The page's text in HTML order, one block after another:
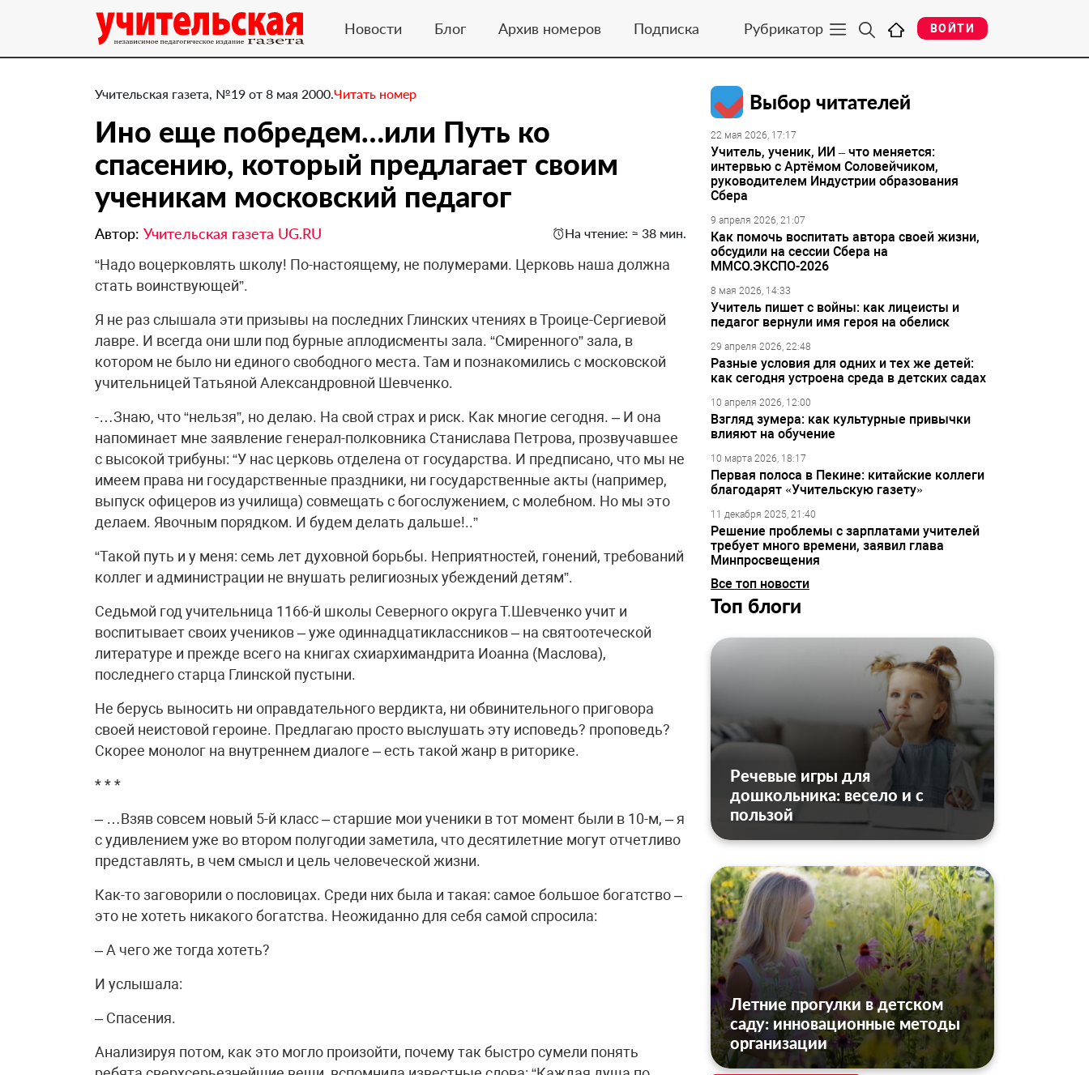
Новости Блог Архив номеров Подписка Рубрикатор ВОЙТИ
Учительская газета, №19 от 8 мая 2000.Читать номер
Ино еще побредем…или Путь ко
спасению, который предлагает своим
ученикам московский педагог
Автор: Учительская газета UG.RU На чтение: ≈ 38 мин.
“Надо воцерковлять школу! По-настоящему, не полумерами. Церковь наша должна
стать воинствующей”.
Я не раз слышала эти призывы на последних Глинских чтениях в Троице-Сергиевой
лавре. И всегда они шли под бурные аплодисменты зала. “Смиренного” зала, в
котором не было ни единого свободного места. Там и познакомились с московской
учительницей Татьяной Александровной Шевченко.
-…Знаю, что “нельзя”, но делаю. На свой страх и риск. Как многие сегодня. – И она
напоминает мне заявление генерал-полковника Станислава Петрова, прозвучавшее
с высокой трибуны: “У нас церковь отделена от государства. И предписано, что мы не
имеем права ни государственные праздники, ни государственные акты (например,
выпуск офицеров из училища) совмещать с богослужением, с молебном. Но мы это
делаем. Явочным порядком. И будем делать дальше!..”
“Такой путь и у меня: семь лет духовной борьбы. Неприятностей, гонений, требований
коллег и администрации не внушать религиозных убеждений детям”.
Седьмой год учительница 1166-й школы Северного округа Т.Шевченко учит и
воспитывает своих учеников – уже одиннадцатиклассников – на святоотеческой
литературе и прежде всего на книгах схиархимандрита Иоанна (Маслова),
последнего старца Глинской пустыни.
Не берусь выносить ни оправдательного вердикта, ни обвинительного приговора
своей неистовой героине. Предлагаю просто выслушать эту исповедь? проповедь?
Скорее монолог на внутреннем диалоге – есть такой жанр в риторике.
* * *
– …Взяв совсем новый 5-й класс – старшие мои ученики в тот момент были в 10-м, – я
с удивлением уже во втором полугодии заметила, что десятилетние могут отчетливо
представлять, в чем смысл и цель человеческой жизни.
Как-то заговорили о пословицах. Среди них была и такая: самое большое богатство –
это не хотеть никакого богатства. Неожиданно для себя самой спросила:
– А чего же тогда хотеть?
И услышала:
– Спасения.
Анализируя потом, как это могло произойти, почему так быстро сумели понять
Выбор читателей
22 мая 2026, 17:17
Учитель, ученик, ИИ – что меняется:
интервью с Артёмом Соловейчиком,
руководителем Индустрии образования
Сбера
9 апреля 2026, 21:07
Как помочь воспитать автора своей жизни,
обсудили на сессии Сбера на
ММСО.ЭКСПО-2026
8 мая 2026, 14:33
Учитель пишет с войны: как лицеисты и
педагог вернули имя героя на обелиск
29 апреля 2026, 22:48
Разные условия для одних и тех же детей:
как сегодня устроена среда в детских садах
10 апреля 2026, 12:00
Взгляд зумера: как культурные привычки
влияют на обучение
10 марта 2026, 18:17
Первая полоса в Пекине: китайские коллеги
благодарят «Учительскую газету»
11 декабря 2025, 21:40
Решение проблемы с зарплатами учителей
требует много времени, заявил глава
Минпросвещения
Все топ новости
Топ блоги
Речевые игры для
дошкольника: весело и с
пользой
Летние прогулки в детском
саду: инновационные методы
организации